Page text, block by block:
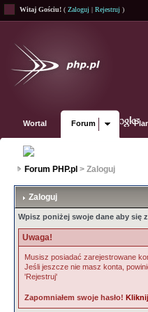
Witaj Gościu! ( Zaloguj | Rejestruj )
Wortal Forum
Forum PHP.pl > Zaloguj
Zaloguj
Wpisz poniżej swoje dane aby się
Uwaga!
Musisz posiadać zarejestrowane
Jeśli jeszcze nie masz konta,
'Rejestruj'
Zapomniałem swoje hasło!